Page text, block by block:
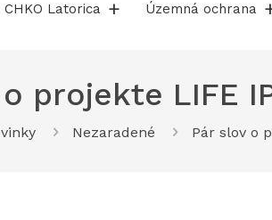
CHKO Latorica Územná ochrana
projekte LIFE
Nezaradené Pár slov o